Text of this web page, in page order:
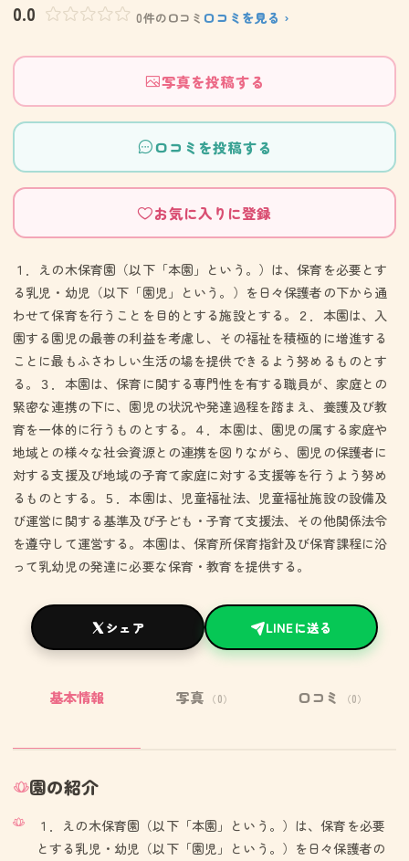
0.0 0件の口コミ 口コミを見る ›
写真を投稿する
口コミを投稿する
お気に入りに登録
１．えの木保育園（以下「本園」という。）は、保育を必要とす
る乳児・幼児（以下「園児」という。）を日々保護者の下から通
わせて保育を行うことを目的とする施設とする。２．本園は、入
園する園児の最善の利益を考慮し、その福祉を積極的に増進する
ことに最もふさわしい生活の場を提供できるよう努めるものとす
る。３．本園は、保育に関する専門性を有する職員が、家庭との
緊密な連携の下に、園児の状況や発達過程を踏まえ、養護及び教
育を一体的に行うものとする。４．本園は、園児の属する家庭や
地域との様々な社会資源との連携を図りながら、園児の保護者に
対する支援及び地域の子育て家庭に対する支援等を行うよう努め
るものとする。５．本園は、児童福祉法、児童福祉施設の設備及
び運営に関する基準及び子ども・子育て支援法、その他関係法令
を遵守して運営する。本園は、保育所保育指針及び保育課程に沿
って乳幼児の発達に必要な保育・教育を提供する。
シェア LINEに送る
基本情報 写真 （0） 口コミ （0）
園の紹介
１．えの木保育園（以下「本園」という。）は、保育を必要
とする乳児・幼児（以下「園児」という。）を日々保護者の